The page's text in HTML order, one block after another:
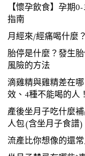
【懷孕飲食】孕期
指南
月經來/經痛喝什麼
胎停是什麼？發生
風險的方法
滴雞精與雞精差在
效、4種不能喝的人！
產後坐月子吃什麼
人包(含坐月子食譜)
流產比你想像的還